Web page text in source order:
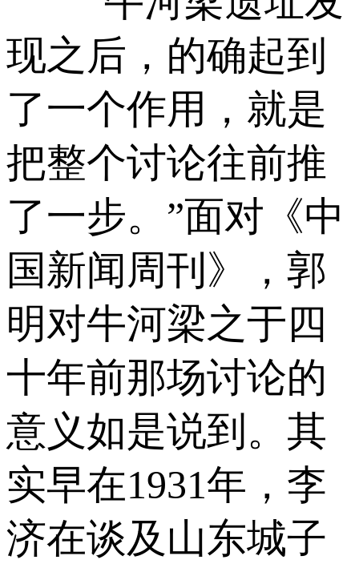
现之后，的确起到
了一个作用，就是
把整个讨论往前推
了一步。”面对《中
国新闻周刊》，郭
明对牛河梁之于四
十年前那场讨论的
意义如是说到。其
实早在1931年，李
济在谈及山东城子